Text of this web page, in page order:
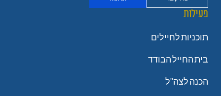
פעילות
תוכניות לחיילים
בית החייל הבודד
הכנה לצה"ל